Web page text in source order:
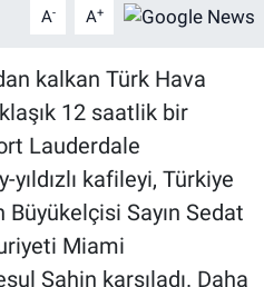
A- A+
kalkan Türk Hava
12 saatlik bir
Lauderdale
yıldızlı kafileyi, Türkiye
Sayın Sedat
Miami
Şahin karşıladı. Daha